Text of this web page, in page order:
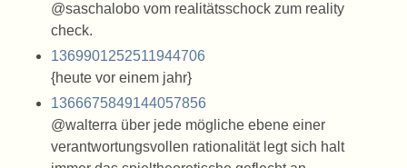
@saschalobo vom realitätsschock zum reality
check.
1369901252511944706
{heute vor einem jahr}
1366675849144057856
@walterra über jede mögliche ebene einer
verantwortungsvollen rationalität legt sich halt